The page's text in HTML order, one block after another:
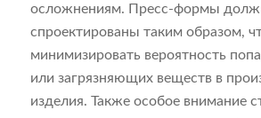
осложнениям. Пресс-формы
спроектированы таким образом,
минимизировать вероятность
или загрязняющих веществ в
изделия. Также особое внимание